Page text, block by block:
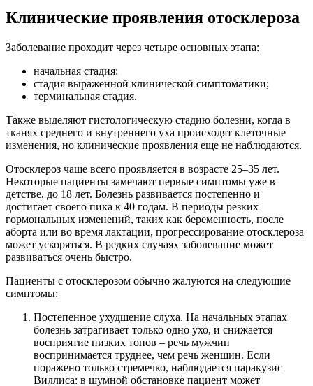
Клинические проявления отосклероза
Заболевание проходит через четыре основных этапа:
начальная стадия;
стадия выраженной клинической симптоматики;
терминальная стадия.
Также выделяют гистологическую стадию болезни, когда в
тканях среднего и внутреннего уха происходят клеточные
изменения, но клинические проявления еще не наблюдаются.
Отосклероз чаще всего проявляется в возрасте 25–35 лет.
Некоторые пациенты замечают первые симптомы уже в
детстве, до 18 лет. Болезнь развивается постепенно и
достигает своего пика к 40 годам. В периоды резких
гормональных изменений, таких как беременность, после
аборта или во время лактации, прогрессирование отосклероза
может ускоряться. В редких случаях заболевание может
развиваться очень быстро.
Пациенты с отосклерозом обычно жалуются на следующие
симптомы:
Постепенное ухудшение слуха. На начальных этапах
болезнь затрагивает только одно ухо, и снижается
восприятие низких тонов – речь мужчин
воспринимается труднее, чем речь женщин. Если
поражено только стремечко, наблюдается паракузис
Виллиса: в шумной обстановке пациент может